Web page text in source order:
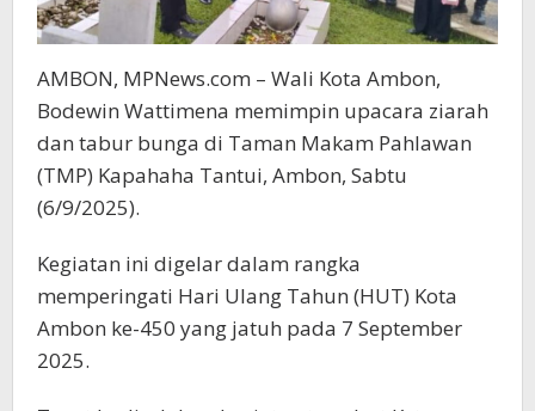
AMBON, MPNews.com – Wali Kota Ambon,
Bodewin Wattimena memimpin upacara ziarah
dan tabur bunga di Taman Makam Pahlawan
(TMP) Kapahaha Tantui, Ambon, Sabtu
(6/9/2025).
Kegiatan ini digelar dalam rangka
memperingati Hari Ulang Tahun (HUT) Kota
Ambon ke-450 yang jatuh pada 7 September
2025.